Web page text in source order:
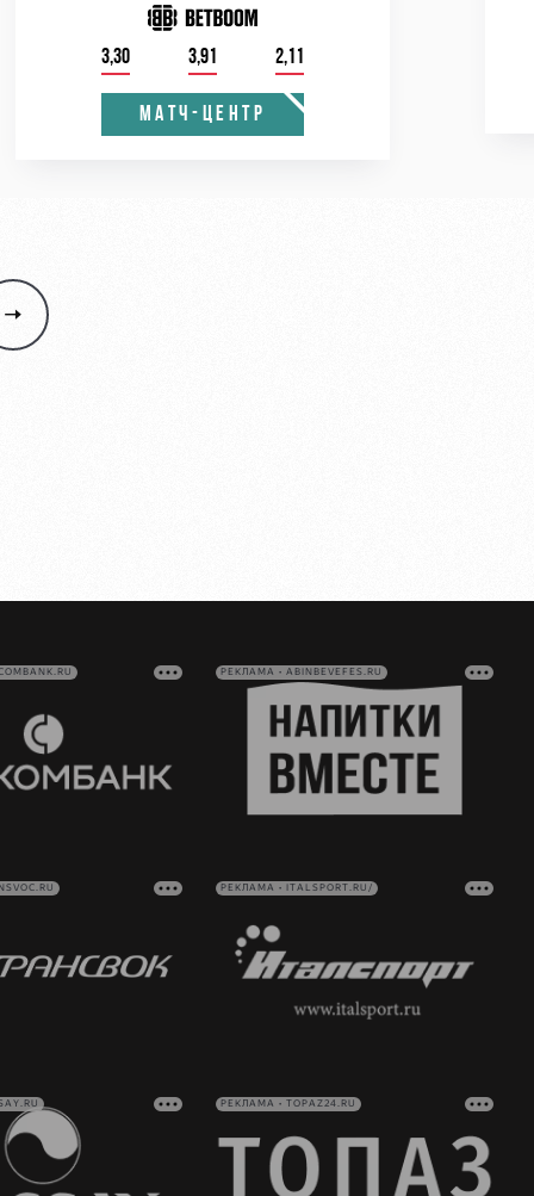
3,30 3,91 2,11
МАТЧ-ЦЕНТР
РЕКЛАМА • ABINBEVEFES.RU
РЕКЛАМА • ITALSPORT.RU/
РЕКЛАМА • TOPAZ24.RU